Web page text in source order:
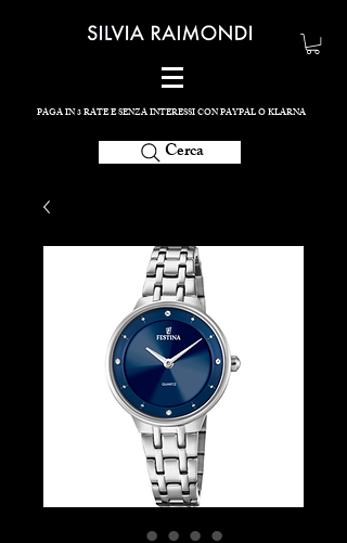
PAGA IN 3 RATE E SENZA INTERESSI CON PAYPAL O KLARNA
Cerca